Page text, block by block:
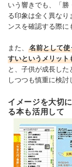
いう響きでも、「勝
る印象は全く異なり
ンスを確認する際に
また、
名前として
すいというメリット
と、子供が成長し
しつつも慎重に検討
イメージを大切
る本も活用して